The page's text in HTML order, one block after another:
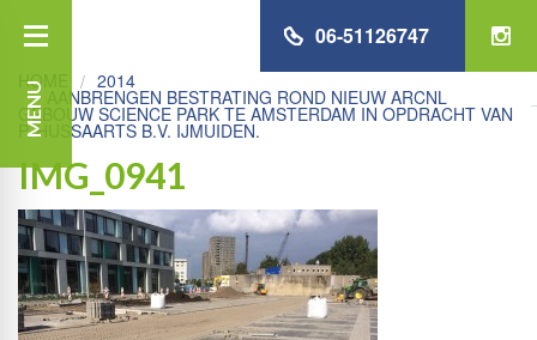
MENU
06-51126747
HOME 2014
AANBRENGEN BESTRATING ROND NIEUW ARCNL
GEBOUW SCIENCE PARK TE AMSTERDAM IN OPDRACHT VAN
P. HUSSAARTS B.V. IJMUIDEN.
IMG_0941